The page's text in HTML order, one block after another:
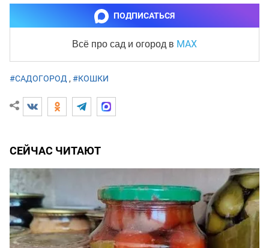
ПОДПИСАТЬСЯ
Всё про сад и огород в MAX
#САДОГОРОД , #КОШКИ
СЕЙЧАС ЧИТАЮТ